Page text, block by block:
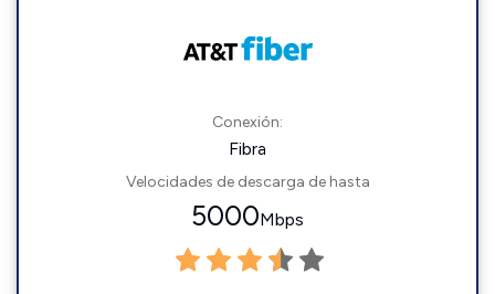
Conexión:
Fibra
Velocidades de descarga de hasta
5000Mbps